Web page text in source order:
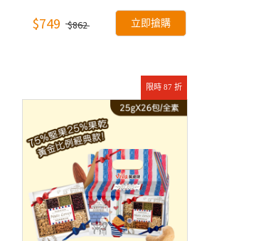
$749 $862 立即搶購
限時 87 折